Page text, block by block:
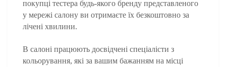
покупці тестера будь-якого бренду представленого
у мережі салону ви отримаєте їх безкоштовно за
лічені хвилини.
В салоні працюють досвідчені спеціалісти з
кольорування, які за вашим бажанням на місці